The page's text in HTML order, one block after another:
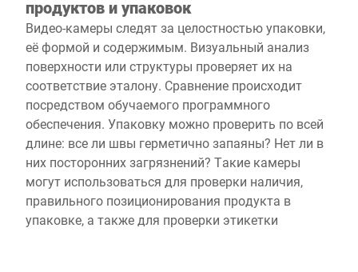
продуктов и упаковок
Видео-камеры следят за целостностью упаковки,
её формой и содержимым. Визуальный анализ
поверхности или структуры проверяет их на
соответствие эталону. Сравнение происходит
посредством обучаемого программного
обеспечения. Упаковку можно проверить по всей
длине: все ли швы герметично запаяны? Нет ли в
них посторонних загрязнений? Такие камеры
могут использоваться для проверки наличия,
правильного позиционирования продукта в
упаковке, а также для проверки этикетки